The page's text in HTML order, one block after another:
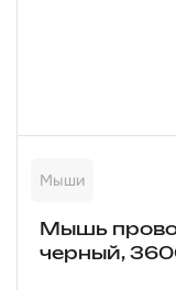
Мыши
Мышь
черный,